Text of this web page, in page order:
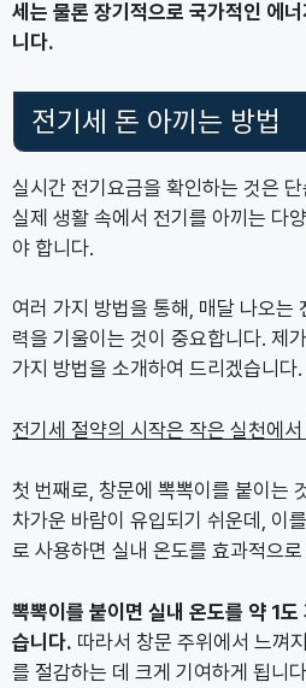
세는 물론 장기적으로 국가적인 에
니다.
전기세 돈 아끼는 방법
실시간 전기요금을 확인하는 것은
실제 생활 속에서 전기를 아끼는 다
야 합니다.
여러 가지 방법을 통해, 매달 나오는
력을 기울이는 것이 중요합니다. 제
가지 방법을 소개하여 드리겠습니다.
전기세 절약의 시작은 작은 실천에
첫 번째로, 창문에 뽁뽁이를 붙이는
차가운 바람이 유입되기 쉬운데, 이
로 사용하면 실내 온도를 효과적으
뽁뽁이를 붙이면 실내 온도를 약 1
습니다. 따라서 창문 주위에서 느껴
를 절감하는 데 크게 기여하게 됩니